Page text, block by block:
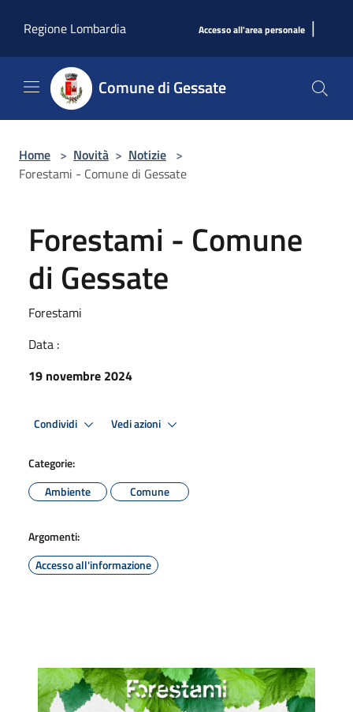
Regione Lombardia
Accesso all'area personale |
Comune di Gessate
Home > Novità > Notizie >
Forestami - Comune di Gessate
Forestami - Comune
di Gessate
Forestami
Data :
19 novembre 2024
Condividi Vedi azioni
Categorie:
Ambiente
Comune
Argomenti:
Accesso all'informazione